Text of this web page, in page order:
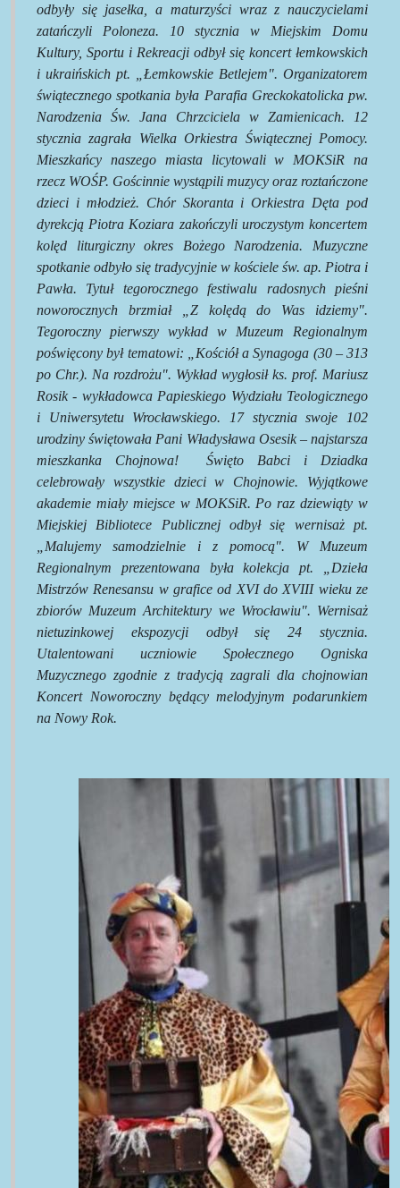
odbyły się jasełka, a maturzyści wraz z nauczycielami
zatańczyli Poloneza. 10 stycznia w Miejskim Domu
Kultury, Sportu i Rekreacji odbył się koncert łemkowskich
i ukraińskich pt. „Łemkowskie Betlejem". Organizatorem
świątecznego spotkania była Parafia Greckokatolicka pw.
Narodzenia Św. Jana Chrzciciela w Zamienicach.
12
stycznia zagrała Wielka Orkiestra Świątecznej Pomocy.
Mieszkańcy naszego miasta licytowali w MOKSiR na
rzecz WOŚP. Gościnnie wystąpili muzycy oraz roztańczone
dzieci i młodzież. Chór Skoranta i Orkiestra Dęta pod
dyrekcją Piotra Koziara zakończyli uroczystym koncertem
kolęd liturgiczny okres Bożego Narodzenia. Muzyczne
spotkanie odbyło się tradycyjnie w kościele św. ap. Piotra i
Pawła. Tytuł tegorocznego festiwalu radosnych pieśni
noworocznych brzmiał „Z kolędą do Was idziemy".
Tegoroczny pierwszy wykład w Muzeum Regionalnym
poświęcony był tematowi: „Kościół a Synagoga (30 – 313
po Chr.). Na rozdrożu". Wykład wygłosił ks. prof. Mariusz
Rosik - wykładowca Papieskiego Wydziału Teologicznego
i Uniwersytetu Wrocławskiego. 17 stycznia swoje 102
urodziny świętowała Pani Władysława Osesik – najstarsza
mieszkanka Chojnowa!
Święto Babci i Dziadka
celebrowały wszystkie dzieci w Chojnowie. Wyjątkowe
akademie miały miejsce w MOKSiR. Po raz dziewiąty w
Miejskiej Bibliotece Publicznej odbył się wernisaż pt.
„Malujemy samodzielnie i z pomocą". W Muzeum
Regionalnym prezentowana była kolekcja pt. „Dzieła
Mistrzów Renesansu w grafice od XVI do XVIII wieku ze
zbiorów Muzeum Architektury we Wrocławiu". Wernisaż
nietuzinkowej ekspozycji odbył się 24 stycznia.
Utalentowani uczniowie Społecznego Ogniska
Muzycznego zgodnie z tradycją zagrali dla chojnowian
Koncert Noworoczny będący melodyjnym podarunkiem
na Nowy Rok.